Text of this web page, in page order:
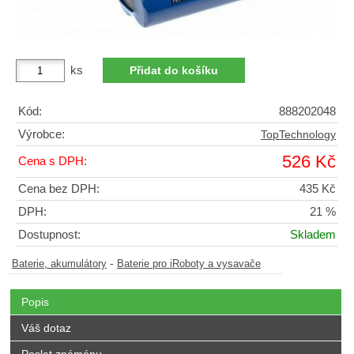
ks
Kód:
888202048
Výrobce:
TopTechnology
Cena s DPH: 526 Kč
Cena bez DPH:
435 Kč
DPH:
21 %
Dostupnost:
Skladem
Baterie, akumulátory - Baterie pro iRoboty a vysavače
Popis
Váš dotaz